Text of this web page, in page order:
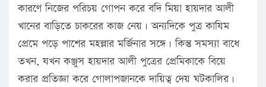
কারণে নিজের পরিচয় গোপন করে বদি মিয়া হায়দার আলী
খানের বাড়িতে চাকরের কাজ নেয়। অন্যদিকে পুত্র কাযিম
প্রেমে পড়ে পাশের মহল্লার মর্জিনার সঙ্গে। কিন্তু সমস্যা বাধে
তখন, যখন কঞ্জুস হায়দার আলী পুত্রের প্রেমিকাকে বিয়ে
করার প্রতিজ্ঞা করে গোলাপজানকে দায়িত্ব দেয় ঘটকালির।